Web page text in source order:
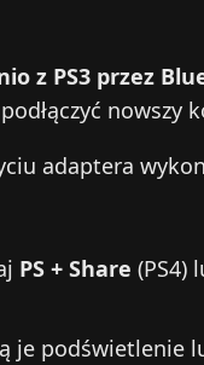
z PS3 przez
nowszy
adaptera
PS + Share (PS4)
je podświetlenie